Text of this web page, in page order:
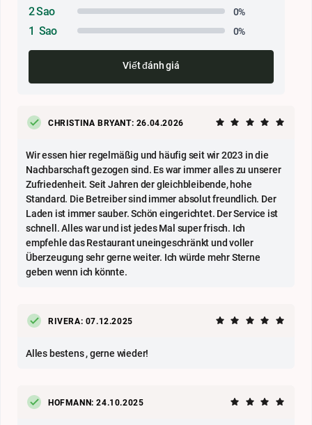
2 Sao 0%
1 Sao 0%
Viết đánh giá
CHRISTINA BRYANT: 26.04.2026
Wir essen hier regelmäßig und häufig seit wir 2023 in die
Nachbarschaft gezogen sind. Es war immer alles zu unserer
Zufriedenheit. Seit Jahren der gleichbleibende, hohe
Standard. Die Betreiber sind immer absolut freundlich. Der
Laden ist immer sauber. Schön eingerichtet. Der Service ist
schnell. Alles war und ist jedes Mal super frisch. Ich
empfehle das Restaurant uneingeschränkt und voller
Überzeugung sehr gerne weiter. Ich würde mehr Sterne
geben wenn ich könnte.
RIVERA: 07.12.2025
Alles bestens , gerne wieder!
HOFMANN: 24.10.2025